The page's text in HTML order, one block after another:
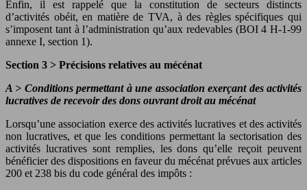
Enfin, il est rappelé que la constitution de secteurs distincts
d’activités obéit, en matière de TVA, à des règles spécifiques qui
s’imposent tant à l’administration qu’aux redevables (BOI 4 H-1-99
annexe I, section 1).
Section 3 > Précisions relatives au mécénat
A > Conditions permettant à une association exerçant des activités
lucratives de recevoir des dons ouvrant droit au mécénat
Lorsqu’une association exerce des activités lucratives et des activités
non lucratives, et que les conditions permettant la sectorisation des
activités lucratives sont remplies, les dons qu’elle reçoit peuvent
bénéficier des dispositions en faveur du mécénat prévues aux articles
200 et 238 bis du code général des impôts :